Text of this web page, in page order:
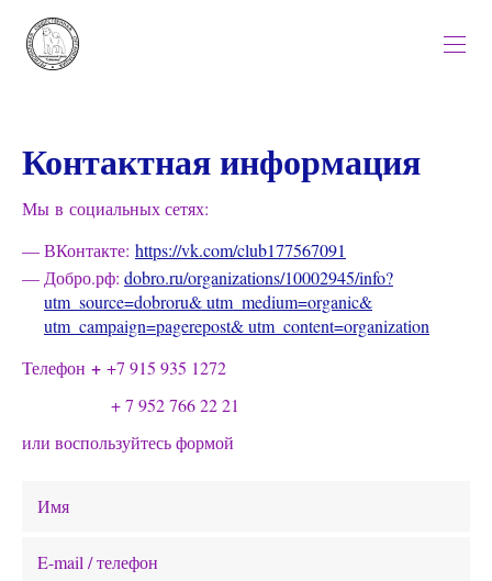
Контактная информация
Мы в социальных сетях:
ВКонтакте: https://vk.com/club177567091
Добро.рф: dobro.ru/organizations/10002945/info?
utm_source=dobroru& utm_medium=organic&
utm_campaign=pagerepost& utm_content=organization
Телефон + +7 915 935 1272
+ 7 952 766 22 21
или воспользуйтесь формой